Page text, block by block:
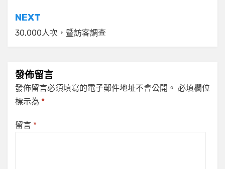
導
覽
NEXT
30,000人次，暨訪客調查
發佈留言
發佈留言必須填寫的電子郵件地址不會公開。 必填欄位
標示為 *
留言 *